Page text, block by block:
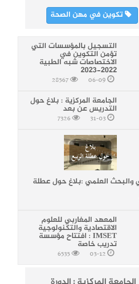
تكوين في مهن الصحة
التسجيل بالمؤسسات التي
تؤمن التكوين في
الاختصاصات شبه الطبية
2022-2023
الجامعة المركزية : بلاغ حول
التدريس عن بعد
والبحث العلمي :بلاغ حول عطلة
المعهد المغاربي للعلوم
الاقتصادية والتكنولوجية
IMSET : افتتاح مؤسسة
تدريب خاصة